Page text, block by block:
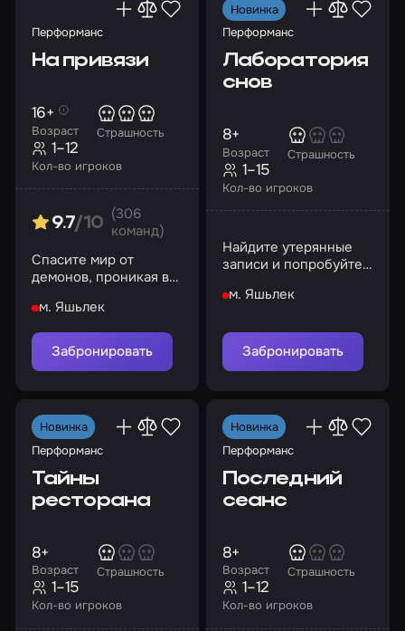
Перформанс
На привязи
Возраст
16+
Страшность
Кол-во игроков
1–12
9.7/10
(306
команд)
Спасите мир от
демонов, проникая в
больницы
м. Яшьлек
Забронировать
Новинка
Перформанс
Лаборатория
снов
Возраст
8+
Страшность
Кол-во игроков
1–15
Найдите утерянные
записи и попробуйте
устройство
м. Яшьлек
Забронировать
Новинка
Перформанс
Тайны
ресторана
Возраст
8+
Страшность
Кол-во игроков
1–15
Новинка
Перформанс
Последний
сеанс
Возраст
8+
Страшность
Кол-во игроков
1–12